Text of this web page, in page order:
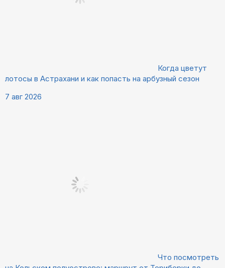
Когда цветут
лотосы в Астрахани и как попасть на арбузный сезон
7 авг 2026
Что посмотреть